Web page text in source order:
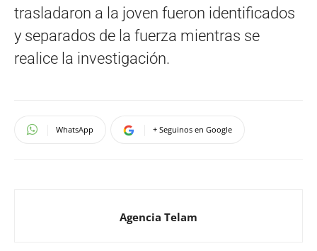
trasladaron a la joven fueron identificados
y separados de la fuerza mientras se
realice la investigación.
WhatsApp + Seguinos en Google
Agencia Telam